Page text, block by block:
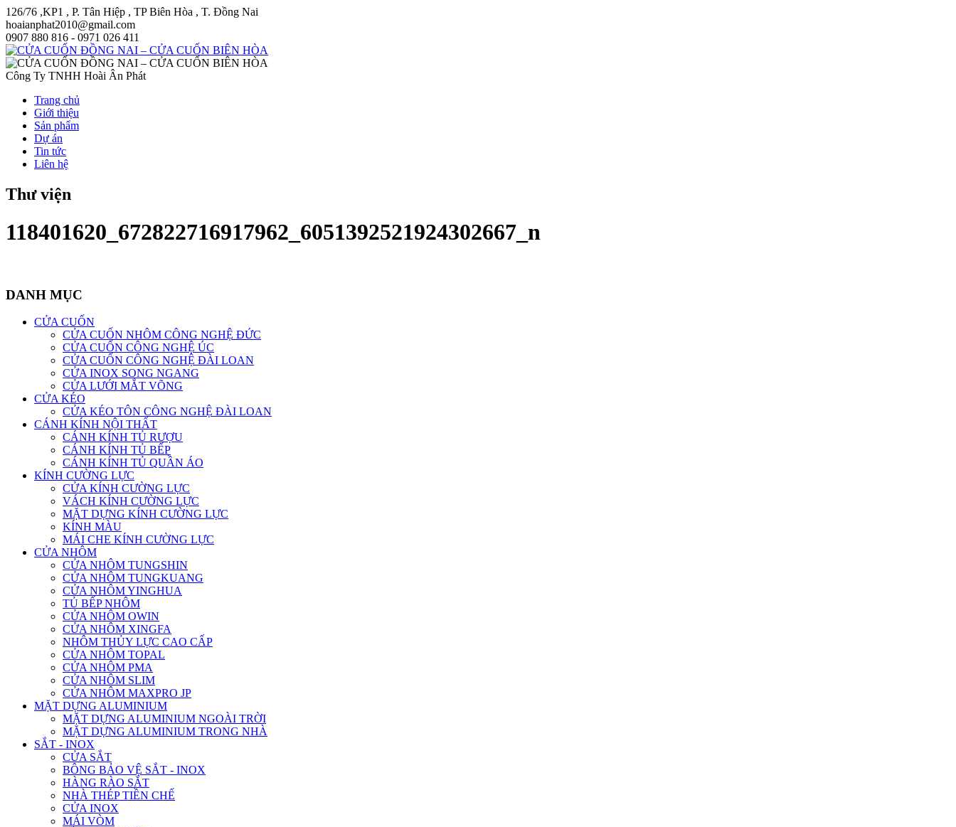
126/76 ,KP1 , P. Tân Hiệp , TP Biên Hòa , T. Đồng Nai
hoaianphat2010@gmail.com
0907 880 816 - 0971 026 411
Công Ty TNHH Hoài Ân Phát
Trang chủ
Giới thiệu
Sản phẩm
Dự án
Tin tức
Liên hệ
Thư viện
118401620_672822716917962_6051392521924302667_n
DANH MỤC
CỬA CUỐN
CỬA CUỐN NHÔM CÔNG NGHỆ ĐỨC
CỬA CUỐN CÔNG NGHỆ ÚC
CỬA CUỐN CÔNG NGHỆ ĐÀI LOAN
CỬA INOX SONG NGANG
CỬA LƯỚI MẮT VÕNG
CỬA KÉO
CỬA KÉO TÔN CÔNG NGHỆ ĐÀI LOAN
CÁNH KÍNH NỘI THẤT
CÁNH KÍNH TỦ RƯỢU
CÁNH KÍNH TỦ BẾP
CÁNH KÍNH TỦ QUẦN ÁO
KÍNH CƯỜNG LỰC
CỬA KÍNH CƯỜNG LỰC
VÁCH KÍNH CƯỜNG LỰC
MẶT DỰNG KÍNH CƯỜNG LỰC
KÍNH MÀU
MÁI CHE KÍNH CƯỜNG LỰC
CỬA NHÔM
CỬA NHÔM TUNGSHIN
CỬA NHÔM TUNGKUANG
CỬA NHÔM YINGHUA
TỦ BẾP NHÔM
CỬA NHÔM OWIN
CỬA NHÔM XINGFA
NHÔM THỦY LỰC CAO CẤP
CỬA NHÔM TOPAL
CỬA NHÔM PMA
CỬA NHÔM SLIM
CỬA NHÔM MAXPRO JP
MẶT DỰNG ALUMINIUM
MẶT DỰNG ALUMINIUM NGOÀI TRỜI
MẶT DỰNG ALUMINIUM TRONG NHÀ
SẮT - INOX
CỬA SẮT
BÔNG BẢO VỆ SẮT - INOX
HÀNG RÀO SẮT
NHÀ THÉP TIỀN CHẾ
CỬA INOX
MÁI VÒM